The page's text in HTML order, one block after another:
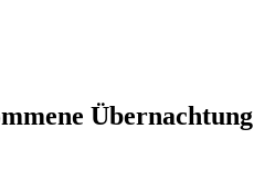
Übernachtung